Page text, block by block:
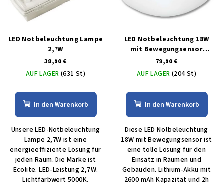
LED Notbeleuchtung Lampe
2,7W
38,90 €
AUF LAGER (631 St)
In den Warenkorb
Unsere LED-Notbeleuchtung
Lampe 2,7W ist eine
energieeffiziente Lösung für
jeden Raum. Die Marke ist
Ecolite. LED-Leistung 2,7W.
Lichtfarbwert 5000K.
LED Notbeleuchtung 18W
mit Bewegungsensor
Warmweiß IP44
79,90 €
AUF LAGER (204 St)
In den Warenkorb
Diese LED Notbeleuchtung
18W mit Bewegungsensor ist
eine tolle Lösung für den
Einsatz in Räumen und
Gebäuden. Lithium-Akku mit
2600 mAh Kapazität und 2h